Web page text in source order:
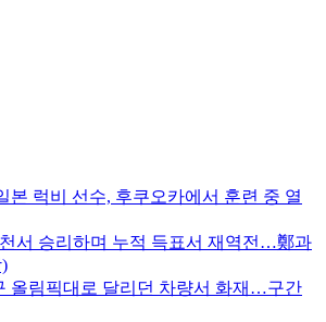
본 럭비 선수, 후쿠오카에서 훈련 중 열
서 승리하며 누적 득표서 재역전…鄭과
올림픽대로 달리던 차량서 화재…구간